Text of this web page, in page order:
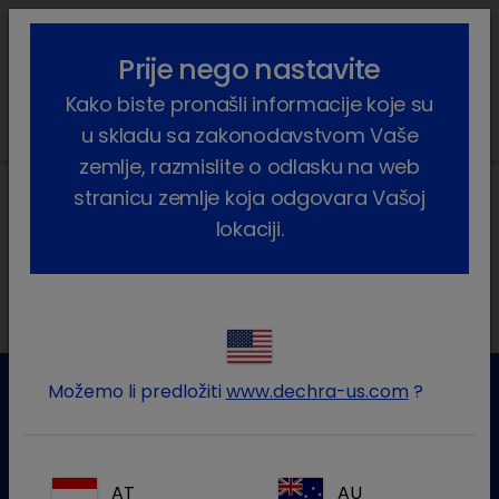
lock_outline search menu
2022
Za više informacija molim kontaktirajte našu Službu za
Prije nego nastavite
Kako biste pronašli informacije koje su
u skladu sa zakonodavstvom Vaše
zemlje, razmislite o odlasku na web
stranicu zemlje koja odgovara Vašoj
lokaciji.
Možemo li predložiti www.dechra-us.com ?
AT AU